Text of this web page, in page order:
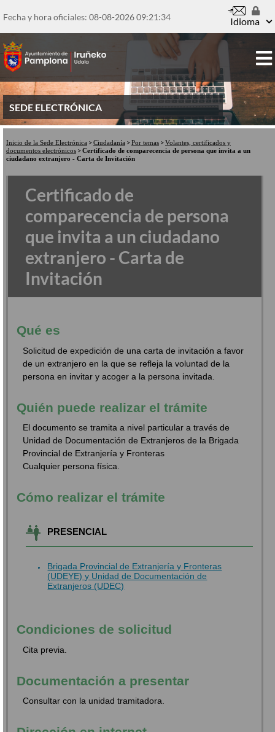
al
principal
Fecha y hora oficiales: 08-08-202609:21:34 Idioma
SEDE ELECTRÓNICA
Inicio de la Sede Electrónica Ciudadanía Por temas
Volantes, certificados y
documentos electrónicos
Certificado de comparecencia de persona que invita a un
ciudadano extranjero - Carta de Invitación
Certificado de
comparecencia de persona
que invita a un ciudadano
extranjero - Carta de
Invitación
Qué es
Solicitud de expedición de una carta de invitación a favor
de un extranjero en la que se refleja la voluntad de la
persona en invitar y acoger a la persona invitada.
Quién puede realizar el trámite
El documento se tramita a nivel particular a través de
Unidad de Documentación de Extranjeros de la Brigada
Provincial de Extranjería y Fronteras
Cualquier persona física.
Cómo realizar el trámite
PRESENCIAL
Brigada Provincial de Extranjería y Fronteras
(UDEYE) y Unidad de Documentación de
Extranjeros (UDEC)
Condiciones de solicitud
Cita previa.
Documentación a presentar
Consultar con la unidad tramitadora.